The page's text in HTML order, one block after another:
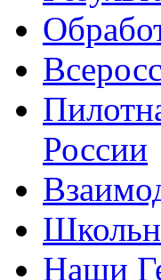
России
Наши